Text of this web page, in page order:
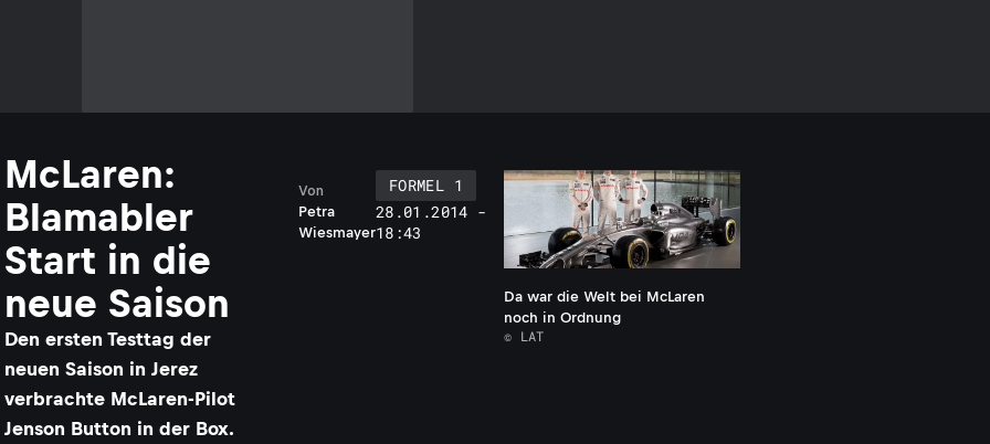
McLaren:
Blamabler
Start in die
neue Saison
Den ersten Testtag der
neuen Saison in Jerez
verbrachte McLaren-Pilot
Jenson Button in der Box.
Petra
Wiesmayer
Von
FORMEL 1
28.01.2014 -
18:43
Da war die Welt bei McLaren
noch in Ordnung
© LAT